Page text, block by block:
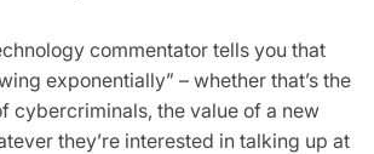
commentator tells you that
exponentially” – whether that’s the
cybercriminals, the value of a new
they’re interested in talking up at